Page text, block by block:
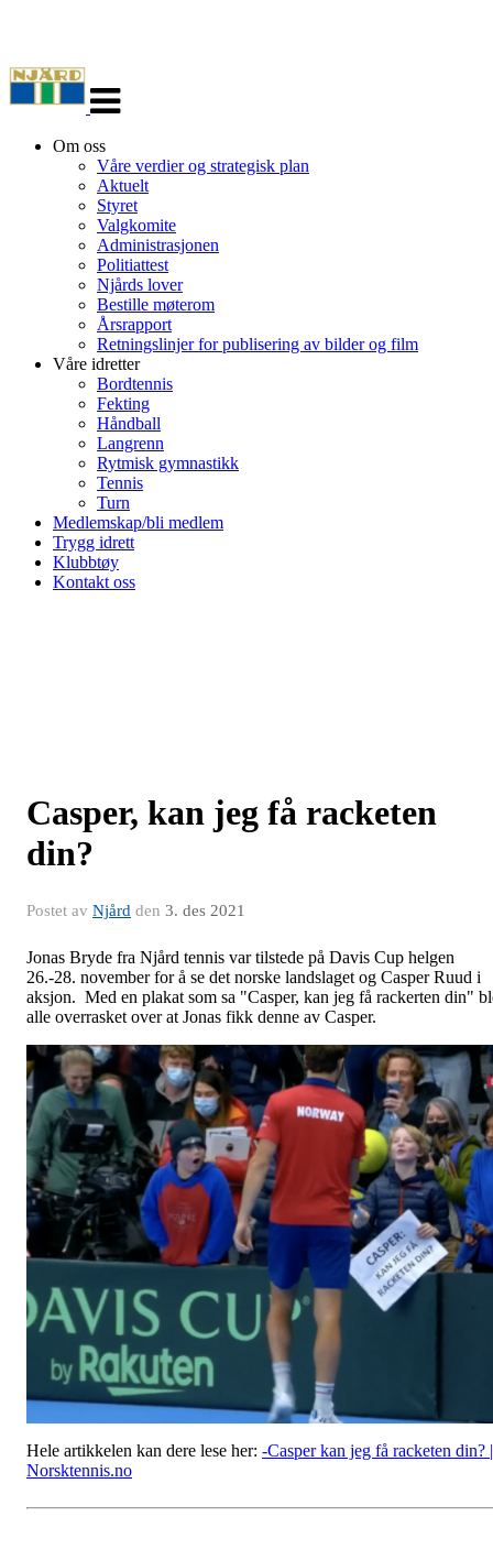
navigasjon
Om oss
Våre verdier og strategisk plan
Aktuelt
Styret
Valgkomite
Administrasjonen
Politiattest
Njårds lover
Bestille møterom
Årsrapport
Retningslinjer for publisering av bilder og film
Våre idretter
Bordtennis
Fekting
Håndball
Langrenn
Rytmisk gymnastikk
Tennis
Turn
Medlemskap/bli medlem
Trygg idrett
Klubbtøy
Kontakt oss
Casper, kan jeg få racketen
din?
Postet av Njård den 3. des 2021
Jonas Bryde fra Njård tennis var tilstede på Davis Cup helgen
26.-28. november for å se det norske landslaget og Casper Ruud i
aksjon. Med en plakat som sa "Casper, kan jeg få rackerten din"
alle overrasket over at Jonas fikk denne av Casper.
Hele artikkelen kan dere lese her: -Casper kan jeg få racketen din? |
Norsktennis.no